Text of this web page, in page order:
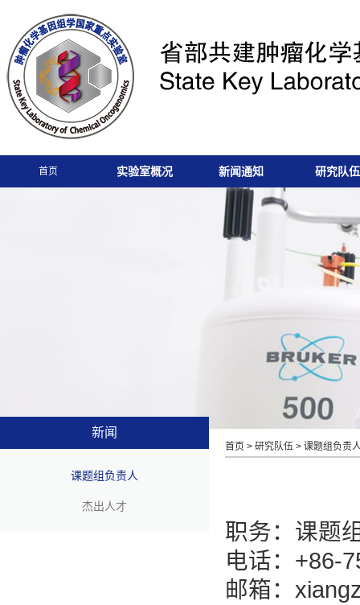
首页 实验室概况 新闻通知 研究队伍
新闻
课题组负责人
杰出人才
首页 > 研究队伍 > 课题组负责
职务：课题
电话：+86-
邮箱：